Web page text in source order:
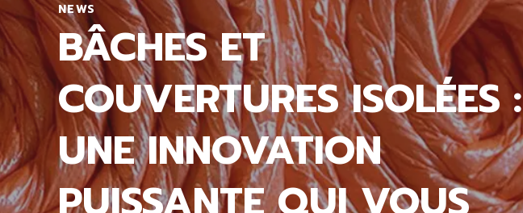
NEWS
BÂCHES ET
COUVERTURES ISOLÉES :
UNE INNOVATION